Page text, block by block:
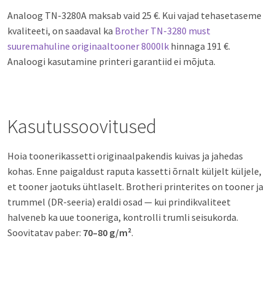
Analoog TN-3280A maksab vaid 25 €. Kui vajad tehasetaseme
kvaliteeti, on saadaval ka Brother TN-3280 must
suuremahuline originaaltooner 8000lk hinnaga 191 €.
Analoogi kasutamine printeri garantiid ei mõjuta.
Kasutussoovitused
Hoia toonerikassetti originaalpakendis kuivas ja jahedas
kohas. Enne paigaldust raputa kassetti õrnalt küljelt küljele,
et tooner jaotuks ühtlaselt. Brotheri printerites on tooner ja
trummel (DR-seeria) eraldi osad — kui prindikvaliteet
halveneb ka uue tooneriga, kontrolli trumli seisukorda.
Soovitatav paber: 70–80 g/m².